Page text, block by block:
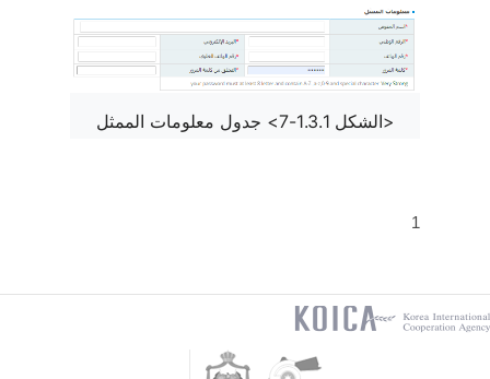
<الشكل 1.3.1-7> جدول معلومات الممثل
1
koica
Jordan
Jordan